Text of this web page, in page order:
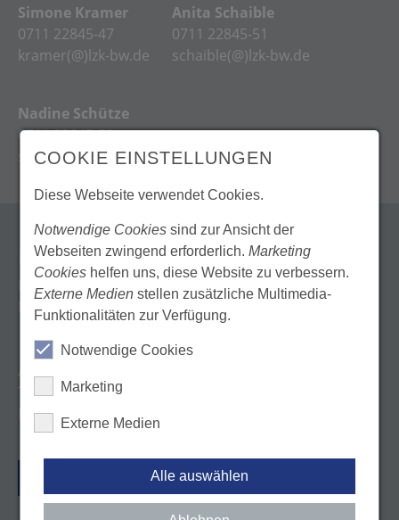
Simone Kramer
0711 22845-47
kramer(@)lzk-bw.de
Anita Schaible
0711 22845-51
schaible(@)lzk-bw.de
Nadine Schütze
0711 22845-53
schuetze(@)lzk-bw.de
KONTAKT
Landeszahnärztekammer Baden-Württemberg
Körperschaft des öffentlichen Rechts
Albstadtweg 9
70567 Stuttgart
Deutschland
COOKIE EINSTELLUNGEN
Diese Webseite verwendet Cookies.
Notwendige Cookiessind zur Ansicht der
Webseiten zwingend erforderlich.Marketing
Cookies helfen uns, diese Website zu verbessern.
Externe Medienstellen zusätzliche Multimedia-
Funktionalitäten zur Verfügung.
Notwendige Cookies
Marketing
Externe Medien
Alle auswählen